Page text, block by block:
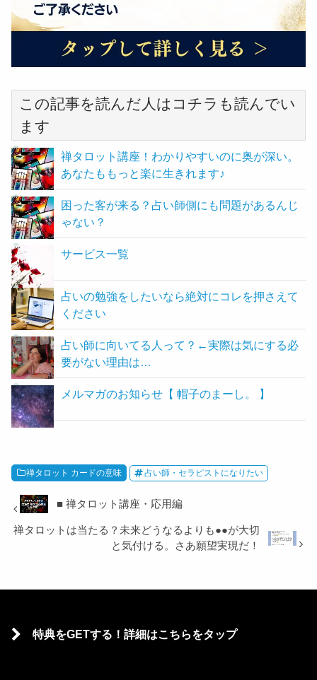
この記事を読んだ人はコチラも読んでい
ます
禅タロット講座！わかりやすいのに奥が深い。
あなたももっと楽に生きれます♪
困った客が来る？占い師側にも問題があるんじ
ゃない？
サービス一覧
占いの勉強をしたいなら絶対にコレを押さえて
ください
占い師に向いてる人って？←実際は気にする必
要がない理由は…
メルマガのお知らせ【 帽子のまーし。 】
禅タロット カードの意味 占い師・セラピストになりたい
■ 禅タロット講座・応用編
禅タロットは当たる？未来どうなるよりも●●が大切
と気付ける。さあ願望実現だ！
ABOUT
帽子のまーし。
特典をGETする！詳細はこちらをタップ